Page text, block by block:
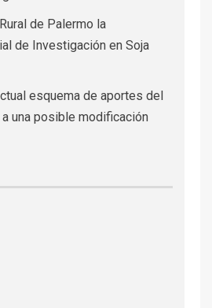
de Palermo la
de Investigación en Soja
esquema de aportes del
a una posible modificación